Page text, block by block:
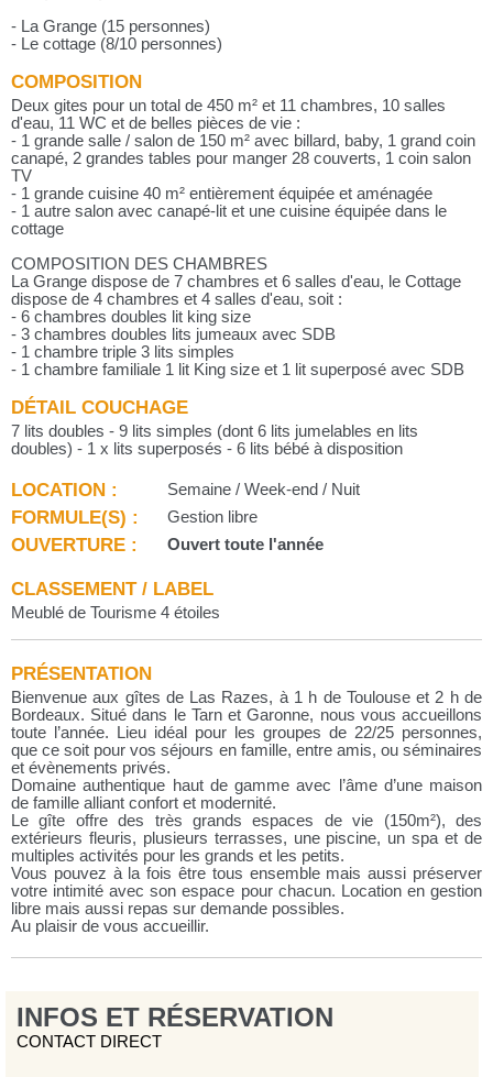
- La Grange (15 personnes)
- Le cottage (8/10 personnes)
COMPOSITION
Deux gites pour un total de 450 m² et 11 chambres, 10 salles
d'eau, 11 WC et de belles pièces de vie :
- 1 grande salle / salon de 150 m² avec billard, baby, 1 grand coin
canapé, 2 grandes tables pour manger 28 couverts, 1 coin salon
TV
- 1 grande cuisine 40 m² entièrement équipée et aménagée
- 1 autre salon avec canapé-lit et une cuisine équipée dans le
cottage
COMPOSITION DES CHAMBRES
La Grange dispose de 7 chambres et 6 salles d'eau, le Cottage
dispose de 4 chambres et 4 salles d'eau, soit :
- 6 chambres doubles lit king size
- 3 chambres doubles lits jumeaux avec SDB
- 1 chambre triple 3 lits simples
- 1 chambre familiale 1 lit King size et 1 lit superposé avec SDB
DÉTAIL COUCHAGE
7 lits doubles - 9 lits simples (dont 6 lits jumelables en lits
doubles) - 1 x lits superposés - 6 lits bébé à disposition
LOCATION : Semaine / Week-end / Nuit
FORMULE(S) : Gestion libre
OUVERTURE : Ouvert toute l'année
CLASSEMENT / LABEL
Meublé de Tourisme 4 étoiles
PRÉSENTATION
Bienvenue aux gîtes de Las Razes, à 1 h de Toulouse et 2 h de
Bordeaux. Situé dans le Tarn et Garonne, nous vous accueillons
toute l’année. Lieu idéal pour les groupes de 22/25 personnes,
que ce soit pour vos séjours en famille, entre amis, ou séminaires
et évènements privés.
Domaine authentique haut de gamme avec l’âme d’une maison
de famille alliant confort et modernité.
Le gîte offre des très grands espaces de vie (150m²), des
extérieurs fleuris, plusieurs terrasses, une piscine, un spa et de
multiples activités pour les grands et les petits.
Vous pouvez à la fois être tous ensemble mais aussi préserver
votre intimité avec son espace pour chacun. Location en gestion
libre mais aussi repas sur demande possibles.
Au plaisir de vous accueillir.
INFOS ET RÉSERVATION
CONTACT DIRECT